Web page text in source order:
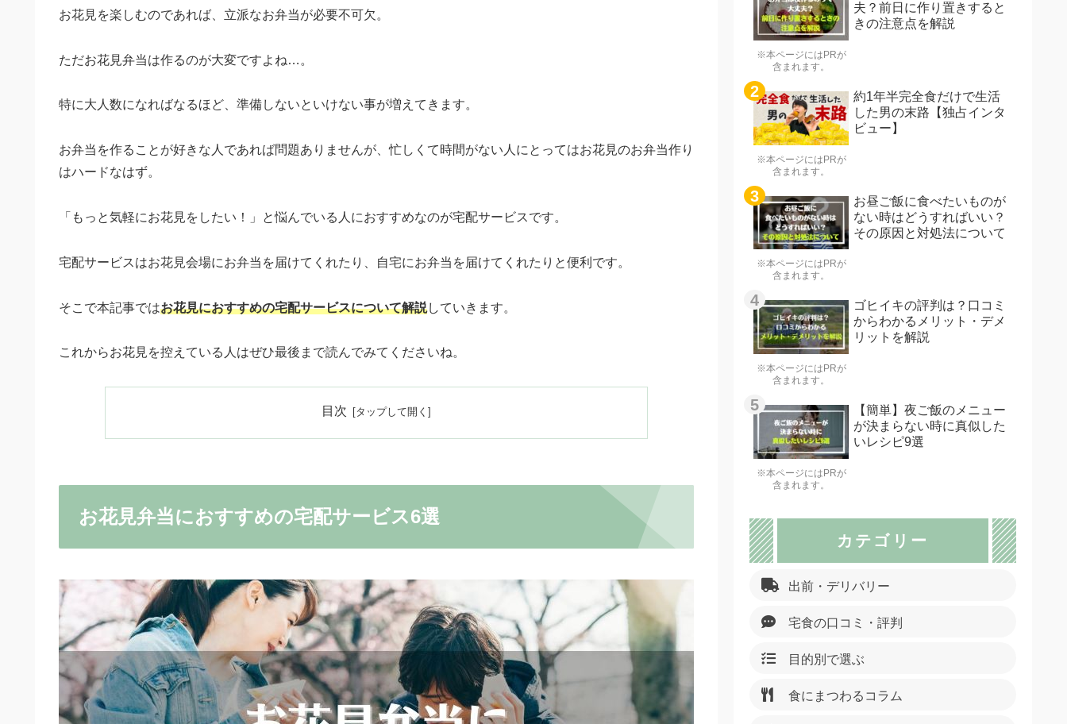
お花見を楽しむのであれば、立派なお弁当が必要不可欠。
ただお花見弁当は作るのが大変ですよね…。
特に大人数になればなるほど、準備しないといけない事が増えてきます。
お弁当を作ることが好きな人であれば問題ありませんが、忙しくて時間がない人にとってはお花見のお弁当作り
はハードなはず。
「もっと気軽にお花見をしたい！」と悩んでいる人におすすめなのが宅配サービスです。
宅配サービスはお花見会場にお弁当を届けてくれたり、自宅にお弁当を届けてくれたりと便利です。
そこで本記事ではお花見におすすめの宅配サービスについて解説していきます。
これからお花見を控えている人はぜひ最後まで読んでみてくださいね。
目次
お花見弁当におすすめの宅配サービス6選
※本ページにはPRが
含まれます。
夫？前日に作り置きすると
きの注意点を解説
※本ページにはPRが
含まれます。
約1年半完全食だけで生活
した男の末路【独占インタ
ビュー】
※本ページにはPRが
含まれます。
お昼ご飯に食べたいものが
ない時はどうすればいい？
その原因と対処法について
※本ページにはPRが
含まれます。
ゴヒイキの評判は？口コミ
からわかるメリット・デメ
リットを解説
※本ページにはPRが
含まれます。
【簡単】夜ご飯のメニュー
が決まらない時に真似した
いレシピ9選
カテゴリー
出前・デリバリー
宅食の口コミ・評判
目的別で選ぶ
食にまつわるコラム